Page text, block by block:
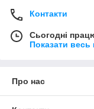
Контакти
Сьогодні
Показати весь
Про нас